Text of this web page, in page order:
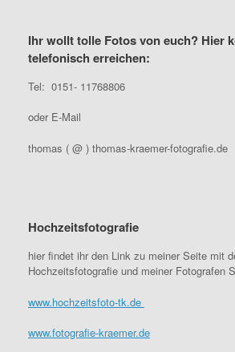
Ihr wollt tolle Fotos von euch? Hier
telefonisch erreichen:
Tel: 0151- 11768806
oder E-Mail
thomas ( @ ) thomas-kraemer-fotografie.de
Hochzeitsfotografie
hier findet ihr den Link zu meiner Seite mit
Hochzeitsfotografie und meiner Fotografen
www.hochzeitsfoto-tk.de
www.fotografie-kraemer.de